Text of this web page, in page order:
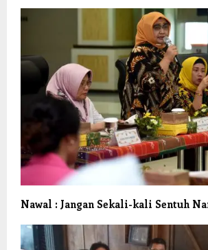
Nawal : Jangan Sekali-kali Sentuh